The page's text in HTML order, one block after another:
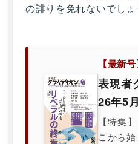
の誹りを免れないでしょ
【最新号
表現者
26年5
【特集
こから